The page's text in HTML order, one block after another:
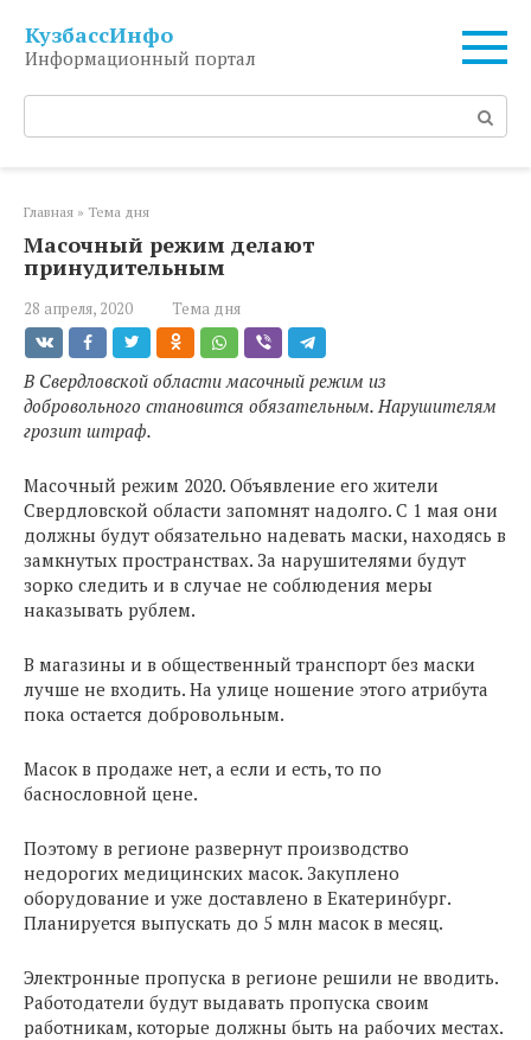
контенту
КузбассИнфо
Информационный портал
Поиск:
Главная » Тема дня
Масочный режим делают
принудительным
28 апреля, 2020 Тема дня
В Свердловской области масочный режим из
добровольного становится обязательным. Нарушителям
грозит штраф.
Масочный режим 2020. Объявление его жители
Свердловской области запомнят надолго. С 1 мая они
должны будут обязательно надевать маски, находясь в
замкнутых пространствах. За нарушителями будут
зорко следить и в случае не соблюдения меры
наказывать рублем.
В магазины и в общественный транспорт без маски
лучше не входить. На улице ношение этого атрибута
пока остается добровольным.
Масок в продаже нет, а если и есть, то по
баснословной цене.
Поэтому в регионе развернут производство
недорогих медицинских масок. Закуплено
оборудование и уже доставлено в Екатеринбург.
Планируется выпускать до 5 млн масок в месяц.
Электронные пропуска в регионе решили не вводить.
Работодатели будут выдавать пропуска своим
работникам, которые должны быть на рабочих местах.